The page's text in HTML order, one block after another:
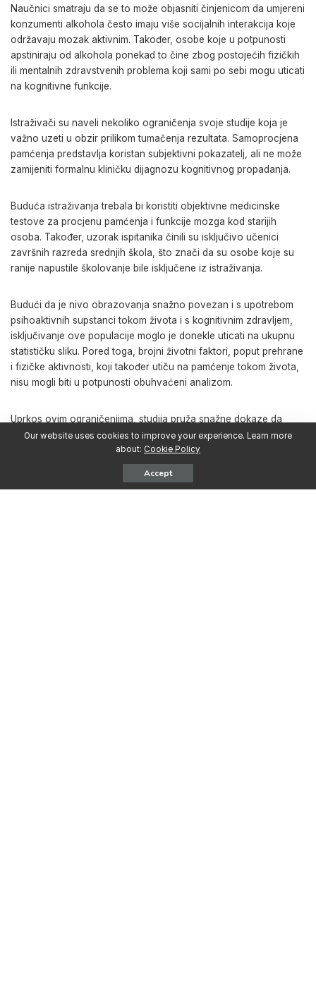
Naučnici smatraju da se to može objasniti činjenicom da umjereni
konzumenti alkohola često imaju više socijalnih interakcija koje
održavaju mozak aktivnim. Također, osobe koje u potpunosti
apstiniraju od alkohola ponekad to čine zbog postojećih fizičkih
ili mentalnih zdravstvenih problema koji sami po sebi mogu uticati
na kognitivne funkcije.
Istraživači su naveli nekoliko ograničenja svoje studije koja je
važno uzeti u obzir prilikom tumačenja rezultata. Samoprocjena
pamćenja predstavlja koristan subjektivni pokazatelj, ali ne može
zamijeniti formalnu kliničku dijagnozu kognitivnog propadanja.
Buduća istraživanja trebala bi koristiti objektivne medicinske
testove za procjenu pamćenja i funkcije mozga kod starijih
osoba. Također, uzorak ispitanika činili su isključivo učenici
završnih razreda srednjih škola, što znači da su osobe koje su
ranije napustile školovanje bile isključene iz istraživanja.
Budući da je nivo obrazovanja snažno povezan i s upotrebom
psihoaktivnih supstanci tokom života i s kognitivnim zdravljem,
isključivanje ove populacije moglo je donekle uticati na ukupnu
statističku sliku. Pored toga, brojni životni faktori, poput prehrane
i fizičke aktivnosti, koji također utiču na pamćenje tokom života,
nisu mogli biti u potpunosti obuhvaćeni analizom.
Uprkos ovim ograničenjima, studija pruža snažne dokaze da
životni izbori u ranoj odrasloj dobi mogu imati dugotrajan uticaj
na starenje mozga. Razumijevanje razvoja ovih obrazaca
ponašanja tokom više decenija omogućava zdravstvenim
stručnjacima da bolje procijene kada je potrebno intervenirati.
Our website uses cookies to improve your experience. Learn more
about: Cookie Policy
Accept